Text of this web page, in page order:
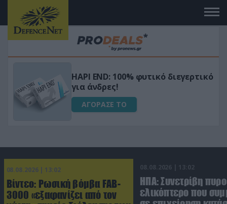
Μεταμόρφωσε τον κήπο σου με το
Ultra Box Μίνι Αλυσοπρίονο με
μπαταρία λιθίου
ΑΓΟΡΑΣΕ ΤΟ
08.08.2026 | 13:02
Βίντεο: Ρωσική βόμβα FAB-
3000 «εξαφανίζει από τον
08.08.2026 | 13:02
ΗΠΑ: Συνετρίβη
ελικόπτερο που